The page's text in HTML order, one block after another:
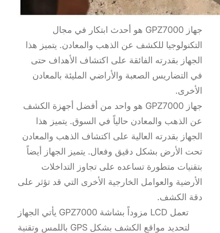
جهاز GPZ7000 هو أحدث ابتكار في مجال
التكنولوجيا للكشف عن الذهب والمعادن. يتميز هذا
الجهاز بقدرته الفائقة على اكتشاف الأهداف حتى
في التضاريس الصعبة والأراضي المليئة بالمعادن
الأخرى.
جهاز GPZ7000 هو واحد من أفضل أجهزة الكشف
عن الذهب والمعادن حالياً في السوق. يتميز هذا
الجهاز بقدرته العالية على اكتشاف الذهب والمعادن
تحت الأرض بشكل دقيق وفعال. يتميز الجهاز أيضاً
بتقنيات متطورة تساعده على تجاوز التداخلات
الأرضية والعوامل الخارجية الأخرى التي قد تؤثر على
دقة الكشف.
يأتي الجهاز GPZ7000 مزوداً بشاشة LCD تعمل
باللمس وتقنية GPS لتحديد مواقع الكشف بشكل